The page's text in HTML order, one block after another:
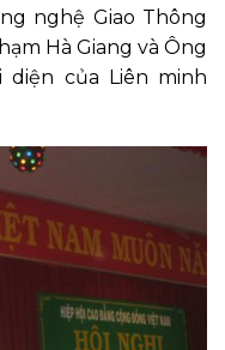
nghệ Giao Thông
Hà Giang và Ông
diện của Liên minh